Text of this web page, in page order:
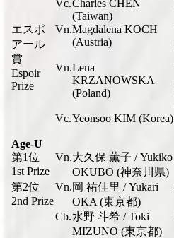
Vc.Charles CHEN
(Taiwan)
エスポ
アール
賞
Espoir
Prize
Vn.Magdalena KOCH
(Austria)
Vn.Lena
KRZANOWSKA
(Poland)
Vc.Yeonsoo KIM (Korea)
Age-U
第1位
1st Prize
Vn.大久保 薫子 / Yukiko
OKUBO (神奈川県)
第2位
2nd Prize
Vn.岡 祐佳里 / Yukari
OKA (東京都)
Cb.水野 斗希 / Toki
MIZUNO (東京都)